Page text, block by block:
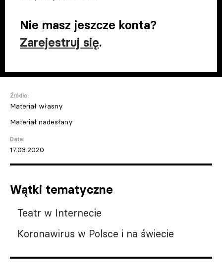
Nie masz jeszcze konta?
Zarejestruj się.
Źródło:
Materiał własny
Materiał nadesłany
Data:
17.03.2020
Wątki tematyczne
Teatr w Internecie
Koronawirus w Polsce i na świecie